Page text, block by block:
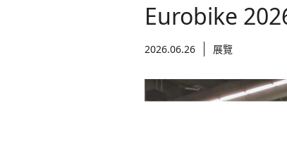
Eurobike
2026.06.26 展覽